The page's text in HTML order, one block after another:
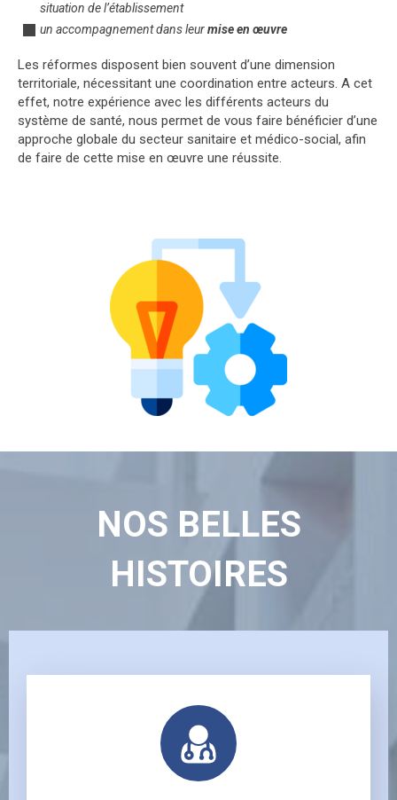
situation de l’établissement
un accompagnement dans leurmise en œuvre
Les réformes disposent bien souvent d’une dimension
territoriale, nécessitant une coordination entre acteurs. A cet
effet, notre expérience avec les différents acteurs du
système de santé, nous permet de vous faire bénéficier d’une
approche globale du secteur sanitaire et médico-social, afin
de faire de cette mise en œuvre une réussite.
NOS BELLES
HISTOIRES